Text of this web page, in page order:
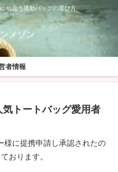
似合う通勤バッグの選び方
メゾン
者情報
トートバッグ愛用者
様に提携申請し承認されたの
おります。